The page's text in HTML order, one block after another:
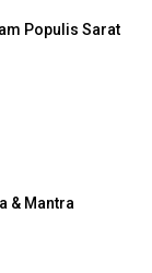
Populis Sarat
& Mantra